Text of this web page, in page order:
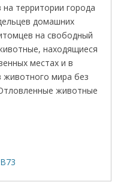
территории города
домашних
на свободный
находящиеся
местах и в
животного мира без
животные